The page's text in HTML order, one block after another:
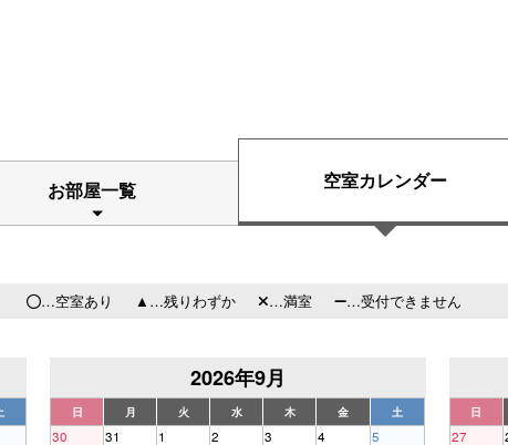
お部屋一覧 空室カレンダー
…空室あり …残りわずか …満室 …受付できません
2026年9月
日 月 火 水 木 金 土
30 31 1 2 3 4 5
日
27